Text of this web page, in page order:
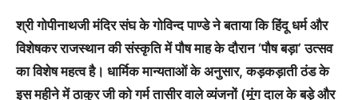
श्री गोपीनाथजी मंदिर संघ के गोविन्द पाण्डे ने बताया कि हिंदू धर्म और
विशेषकर राजस्थान की संस्कृति में पौष माह के दौरान ‘पौष बड़ा’ उत्सव
का विशेष महत्व है। धार्मिक मान्यताओं के अनुसार, कड़कड़ाती ठंड के
इस महीने में ठाकुर जी को गर्म तासीर वाले व्यंजनों (मूंग दाल के बड़े और